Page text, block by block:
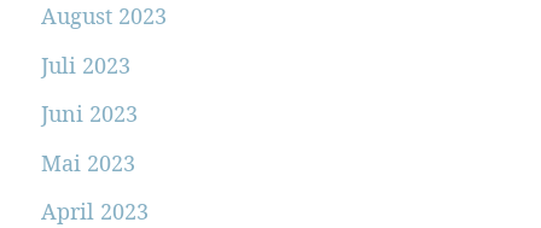
August 2023
Juli 2023
Juni 2023
Mai 2023
April 2023